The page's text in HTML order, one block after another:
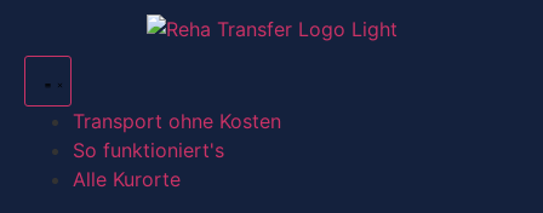
Transport ohne Kosten
So funktioniert's
Alle Kurorte